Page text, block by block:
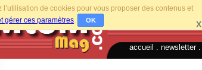
de cookies pour vous proposer des contenus et
gérer ces paramètres. OK X
accueil newsletter.